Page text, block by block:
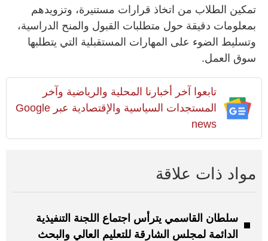
تمكين الطلاب من اتخاذ قرارات مستنيرة، وتزويدهم
بمعلومات دقيقة حول متطلبات القبول والمنح الدراسية،
وتسليط الضوء على المهارات المستقبلية التي يتطلبها
سوق العمل.
تابعوا آخر أخبارنا المحلية والرياضية وآخر
المستجدات السياسية والإقتصادية عبر Google
news
مواد ذات علاقة
سلطان القاسمي يترأس اجتماع اللجنة التنفيذية
الدائمة لمجلس الشارقة للتعليم العالي والبحث